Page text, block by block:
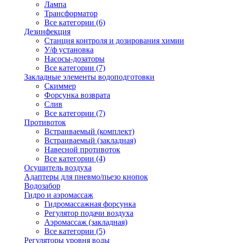
Лампа
Трансформатор
Все категории (6)
Дезинфекция
Станция контроля и дозирования химии
У/ф установка
Насосы-дозаторы
Все категории (7)
Закладные элементы водоподготовки
Скиммер
Форсунка возврата
Слив
Все категории (7)
Противоток
Встраиваемый (комплект)
Встраиваемый (закладная)
Навесной противоток
Все категории (4)
Осушитель воздуха
Адаптеры для пневмо/пьезо кнопок
Водозабор
Гидро и аэромассаж
Гидромассажная форсунка
Регулятор подачи воздуха
Аэромассаж (закладная)
Все категории (5)
Регуляторы уровня воды